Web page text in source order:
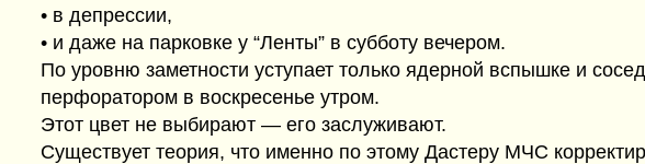
• в депрессии,
• и даже на парковке у “Ленты” в субботу вечером.
По уровню заметности уступает только ядерной вспышке и
перфоратором в воскресенье утром.
Этот цвет не выбирают — его заслуживают.
Существует теория, что именно по этому Дастеру МЧС